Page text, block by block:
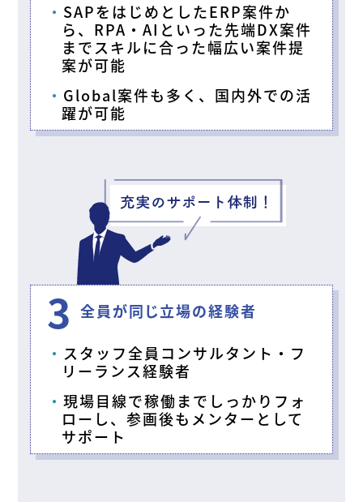
SAPをはじめとしたERP案件か
ら、RPA・AIといった先端DX案件
までスキルに合った幅広い案件提
案が可能
Global案件も多く、国内外での活
躍が可能
3 全員が同じ立場の経験者
スタッフ全員コンサルタント・フ
リーランス経験者
現場目線で稼働までしっかりフォ
ローし、参画後もメンターとして
サポート